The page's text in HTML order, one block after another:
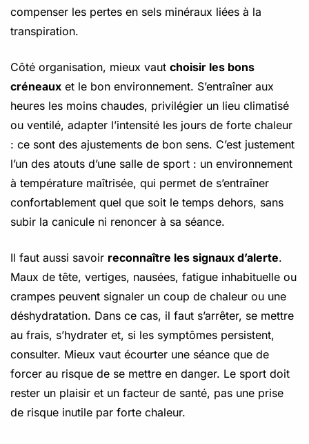
compenser les pertes en sels minéraux liées à la
transpiration.
Côté organisation, mieux vaut choisir les bons
créneaux et le bon environnement. S’entraîner aux
heures les moins chaudes, privilégier un lieu climatisé
ou ventilé, adapter l’intensité les jours de forte chaleur
: ce sont des ajustements de bon sens. C’est justement
l’un des atouts d’une salle de sport : un environnement
à température maîtrisée, qui permet de s’entraîner
confortablement quel que soit le temps dehors, sans
subir la canicule ni renoncer à sa séance.
Il faut aussi savoir reconnaître les signaux d’alerte.
Maux de tête, vertiges, nausées, fatigue inhabituelle ou
crampes peuvent signaler un coup de chaleur ou une
déshydratation. Dans ce cas, il faut s’arrêter, se mettre
au frais, s’hydrater et, si les symptômes persistent,
consulter. Mieux vaut écourter une séance que de
forcer au risque de se mettre en danger. Le sport doit
rester un plaisir et un facteur de santé, pas une prise
de risque inutile par forte chaleur.